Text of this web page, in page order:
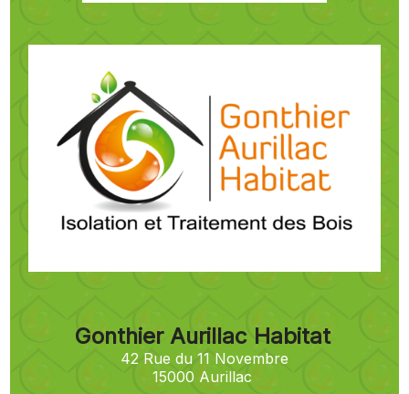
Gonthier Aurillac Habitat
42 Rue du 11 Novembre
15000 Aurillac